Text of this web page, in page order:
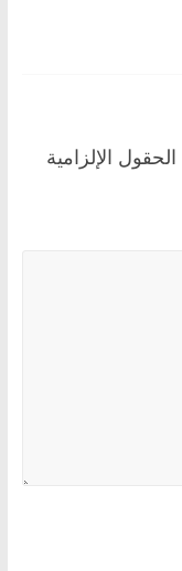
الحقول الإلزامية